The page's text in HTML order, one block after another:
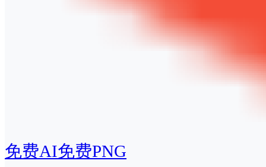
免费AI免费PNG